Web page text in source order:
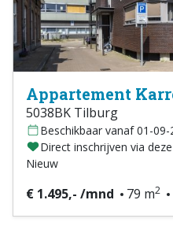
Appartement
5038BK Tilburg
Beschikbaar vanaf 01-09-
Direct inschrijven via
Nieuw
€ 1.495,- /mnd 79 m2